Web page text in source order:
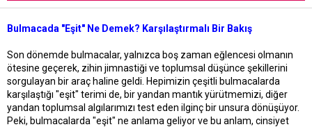
a
l
t
a
n
ı
t
r
i
h
i
Bulmacada "Eşit" Ne Demek? Karşılaştırmalı Bir Bakış
Son dönemde bulmacalar, yalnızca boş zaman eğlencesi olmanın
ötesine geçerek, zihin jimnastiği ve toplumsal düşünce şekillerini
sorgulayan bir araç haline geldi. Hepimizin çeşitli bulmacalarda
karşılaştığı "eşit" terimi de, bir yandan mantık yürütmemizi, diğer
yandan toplumsal algılarımızı test eden ilginç bir unsura dönüşüyor.
Peki, bulmacalarda "eşit" ne anlama geliyor ve bu anlam, cinsiyet